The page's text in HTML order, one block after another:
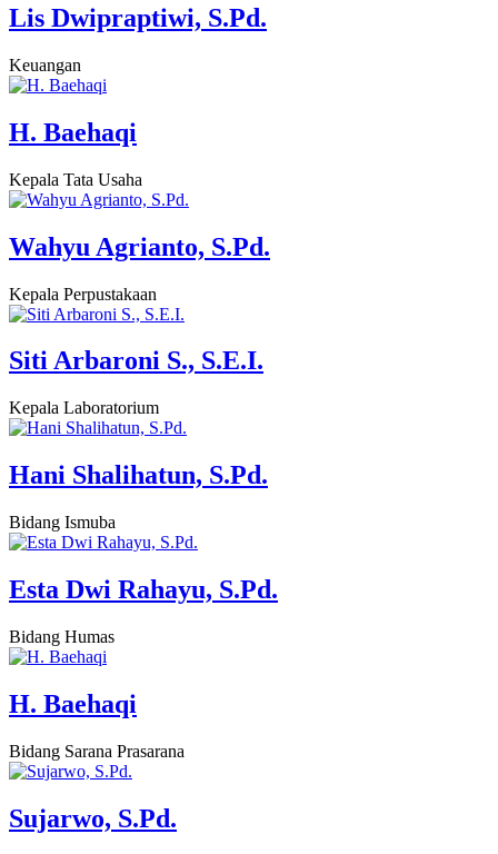
Lis Dwipraptiwi, S.Pd.
Keuangan
H. Baehaqi
Kepala Tata Usaha
Wahyu Agrianto, S.Pd.
Kepala Perpustakaan
Siti Arbaroni S., S.E.I.
Kepala Laboratorium
Hani Shalihatun, S.Pd.
Bidang Ismuba
Esta Dwi Rahayu, S.Pd.
Bidang Humas
H. Baehaqi
Bidang Sarana Prasarana
Sujarwo, S.Pd.